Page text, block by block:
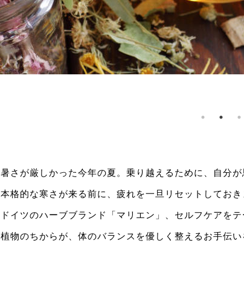
暑さが厳しかった今年の夏。乗り越えるために、自分
本格的な寒さが来る前に、疲れを一旦リセットしておき
ドイツのハーブブランド「マリエン」、セルフケアを
植物のちからが、体のバランスを優しく整えるお手伝い